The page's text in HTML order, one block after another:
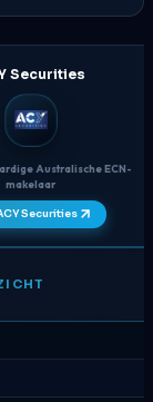
Securities
Australische ECN-
makelaar
Securities